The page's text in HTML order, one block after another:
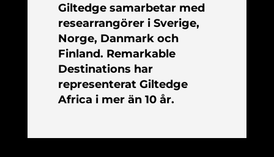
Giltedge samarbetar med
researrangörer i Sverige,
Norge, Danmark och
Finland. Remarkable
Destinations har
representerat Giltedge
Africa i mer än 10 år.